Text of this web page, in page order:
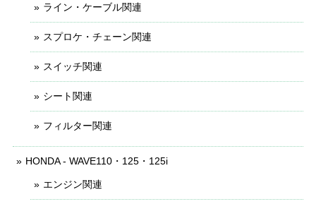
ライン・ケーブル関連
スプロケ・チェーン関連
スイッチ関連
シート関連
フィルター関連
HONDA - WAVE110・125・125i
エンジン関連